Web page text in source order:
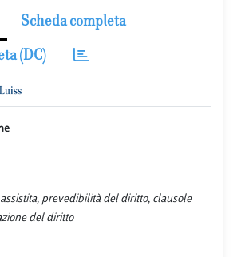
Scheda completa
(DC)
prevedibilità del diritto, clausole
del diritto